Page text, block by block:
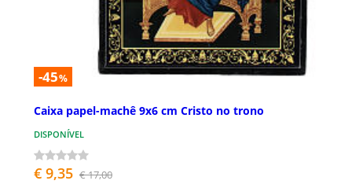
-45%
Caixa papel-machê 9x6 cm Cristo no trono
DISPONÍVEL
€ 9,35 € 17,00